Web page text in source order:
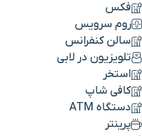
فکس
روم سرویس
سالن کنفرانس
تلویزیون در لابی
استخر
کافی شاپ
دستگاه ATM
پرینتر